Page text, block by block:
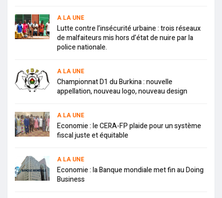
A LA UNE
Lutte contre l’insécurité urbaine : trois réseaux
de malfaiteurs mis hors d’état de nuire par la
police nationale.
A LA UNE
Championnat D1 du Burkina : nouvelle
appellation, nouveau logo, nouveau design
A LA UNE
Economie : le CERA-FP plaide pour un système
fiscal juste et équitable
A LA UNE
Economie : la Banque mondiale met fin au Doing
Business